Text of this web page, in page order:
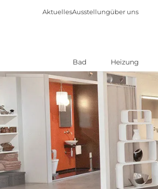
Direkt
AktuellesAusstellungüber uns
Bad Heizung